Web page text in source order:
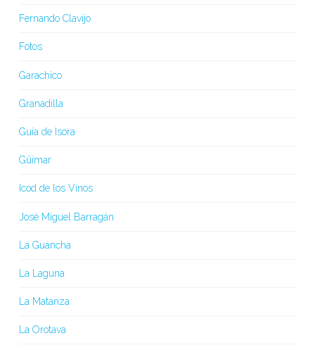
Fernando Clavijo
Fotos
Garachico
Granadilla
Guía de Isora
Güímar
Icod de los Vinos
José Miguel Barragán
La Guancha
La Laguna
La Matanza
La Orotava